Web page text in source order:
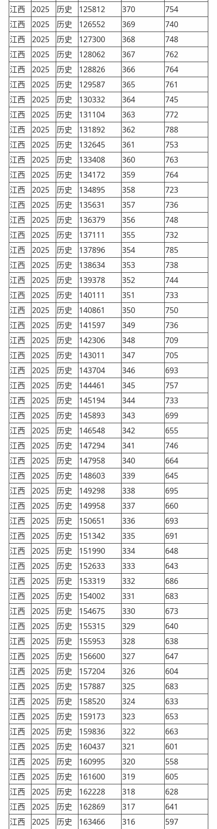
江西
2025 历史 125812 370
754
江西
2025 历史 126552 369
740
江西
2025 历史 127300 368
748
江西
2025 历史 128062 367
762
江西
2025 历史 128826 366
764
江西
2025 历史 129587 365
761
江西
2025 历史 130332 364
745
江西
2025 历史 131104 363
772
江西
2025 历史 131892 362
788
江西
2025 历史 132645 361
753
江西
2025 历史 133408 360
763
江西
2025 历史 134172 359
764
江西
2025 历史 134895 358
723
江西
2025 历史 135631 357
736
江西
2025 历史 136379 356
748
江西
2025 历史 137111 355
732
江西
2025 历史 137896 354
785
江西
2025 历史 138634 353
738
江西
2025 历史 139378 352
744
江西
2025 历史 140111 351
733
江西
2025 历史 140861 350
750
江西
2025 历史 141597 349
736
江西
2025 历史 142306 348
709
江西
2025 历史 143011 347
705
江西
2025 历史 143704 346
693
江西
2025 历史 144461 345
757
江西
2025 历史 145194 344
733
江西
2025 历史 145893 343
699
江西
2025 历史 146548 342
655
江西
2025 历史 147294 341
746
江西
2025 历史 147958 340
664
江西
2025 历史 148603 339
645
江西
2025 历史 149298 338
695
江西
2025 历史 149958 337
660
江西
2025 历史 150651 336
693
江西
2025 历史 151342 335
691
江西
2025 历史 151990 334
648
江西
2025 历史 152633 333
643
江西
2025 历史 153319 332
686
江西
2025 历史 154002 331
683
江西
2025 历史 154675 330
673
江西
2025 历史 155315 329
640
江西
2025 历史 155953 328
638
江西
2025 历史 156600 327
647
江西
2025 历史 157204 326
604
江西
2025 历史 157887 325
683
江西
2025 历史 158520 324
633
江西
2025 历史 159173 323
653
江西
2025 历史 159836 322
663
江西
2025 历史 160437 321
601
江西
2025 历史 160995 320
558
江西
2025 历史 161600 319
605
江西
2025 历史 162228 318
628
江西
2025 历史 162869 317
641
江西
2025 历史 163466 316 597